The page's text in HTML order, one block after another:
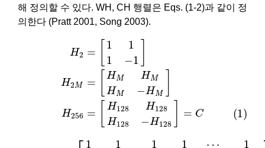
해 정의할 수 있다. WH, CH 행렬은 Eqs. (1-2)과 같이 정
의한다 (Pratt 2001, Song 2003).
H2 =
1
1
1
−1
H2M =
H M H M
H M −H M
H256 =
H128 H128
H128 −H128
= C (1)
=[ H M
1 1 1 1 ⋯
1
11 1 1x ]x ⋯x 254